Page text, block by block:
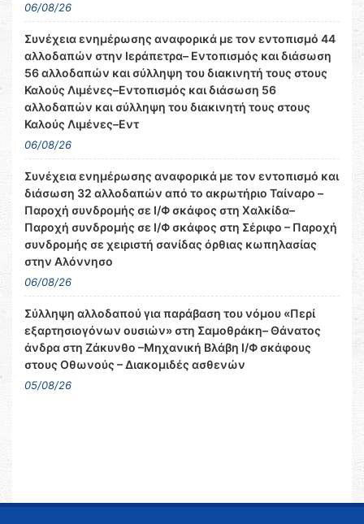
06/08/26
Συνέχεια ενημέρωσης αναφορικά με τον εντοπισμό 44
αλλοδαπών στην Ιεράπετρα– Εντοπισμός και διάσωση
56 αλλοδαπών και σύλληψη του διακινητή τους στους
Καλούς Λιμένες–Εντοπισμός και διάσωση 56
αλλοδαπών και σύλληψη του διακινητή τους στους
Καλούς Λιμένες–Εντ
06/08/26
Συνέχεια ενημέρωσης αναφορικά με τον εντοπισμό και
διάσωση 32 αλλοδαπών από το ακρωτήριο Ταίναρο –
Παροχή συνδρομής σε Ι/Φ σκάφος στη Χαλκίδα–
Παροχή συνδρομής σε Ι/Φ σκάφος στη Σέριφο – Παροχή
συνδρομής σε χειριστή σανίδας όρθιας κωπηλασίας
στην Αλόννησο
06/08/26
Σύλληψη αλλοδαπού για παράβαση του νόμου «Περί
εξαρτησιογόνων ουσιών» στη Σαμοθράκη– Θάνατος
άνδρα στη Ζάκυνθο –Μηχανική Βλάβη Ι/Φ σκάφους
στους Οθωνούς – Διακομιδές ασθενών
05/08/26